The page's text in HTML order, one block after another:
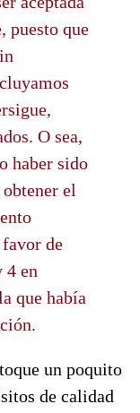
puesto que
O sea,
haber sido
el
de
4 en
que había
un poquito
de calidad